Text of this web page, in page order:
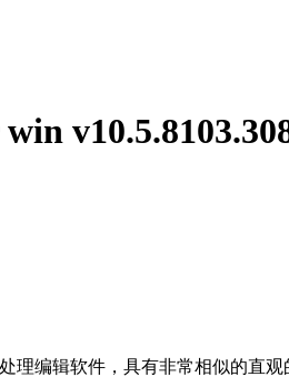
理编辑软件，具有非常相似的直